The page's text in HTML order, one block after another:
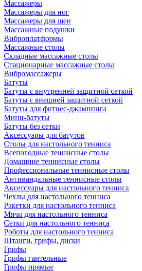
Массажеры
Массажеры для ног
Массажеры для шеи
Массажные подушки
Виброплатформы
Массажные столы
Складные массажные столы
Стационарные массажные столы
Вибромассажеры
Батуты
Батуты с внутренней защитной сеткой
Батуты с внешней защитной сеткой
Батуты для фитнес-джампинга
Мини-батуты
Батуты без сетки
Аксессуары для батутов
Столы для настольного тенниса
Всепогодные теннисные столы
Домашние теннисные столы
Профессиональные теннисные столы
Антивандальные теннисные столы
Аксессуары для настольного тенниса
Чехлы для настольного тенниса
Ракетки для настольного тенниса
Мячи для настольного тенниса
Сетки для настольного тенниса
Роботы для настольного тенниса
Штанги, грифы, диски
Грифы
Грифы гантельные
Грифы прямые